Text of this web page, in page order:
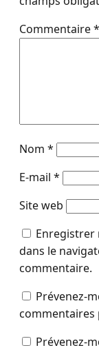
Commentaire*
Nom *
E-mail *
Site web
Enregistrer
dans le
commentaire.
Prévenez-
commentaires
Prévenez-